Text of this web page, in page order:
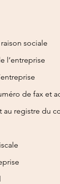
sociale
l’entreprise
de fax et
au registre du